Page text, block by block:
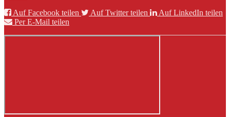
Auf Facebook teilen
Auf Twitter teilen
Auf LinkedIn teilen
Per E-Mail teilen